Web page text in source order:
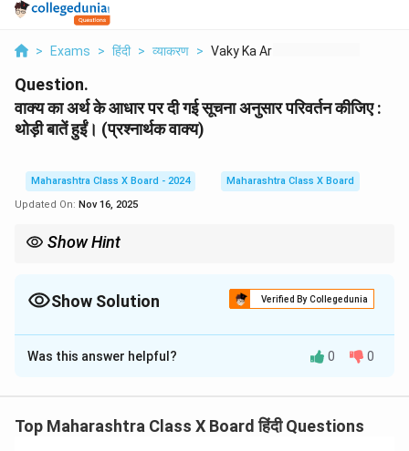
> Exams > हिंदी > व्याकरण > Vaky Ka Arth Ke Aadh...
Question.
वाक्य का अर्थ के आधार पर दी गई सूचना अनुसार परिवर्तन कीजिए :
थोड़ी बातें हुईं। (प्रश्नार्थक वाक्य)
Maharashtra Class X Board - 2024
Maharashtra Class X Board
Updated On: Nov 16, 2025
Show Hint
बनाया जाता है।
Show Solution Verified By Collegedunia
Solution and Explanation
परिवर्तित वाक्य: क्या थोड़ी बातें हुईं?
Was this answer helpful? 0 0
Top Maharashtra Class X Board हिंदी Questions